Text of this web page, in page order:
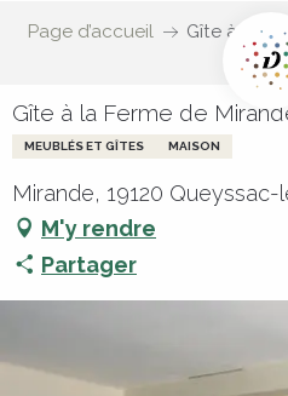
Page d’accueil Gîte à la
Gîte à la Ferme de
MEUBLÉS ET GÎTES MAISON
Mirande, 19120 Queyssac-
M'y rendre
Partager